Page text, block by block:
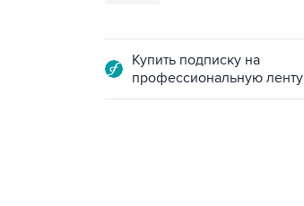
Купить подписку на
профессиональную ленту